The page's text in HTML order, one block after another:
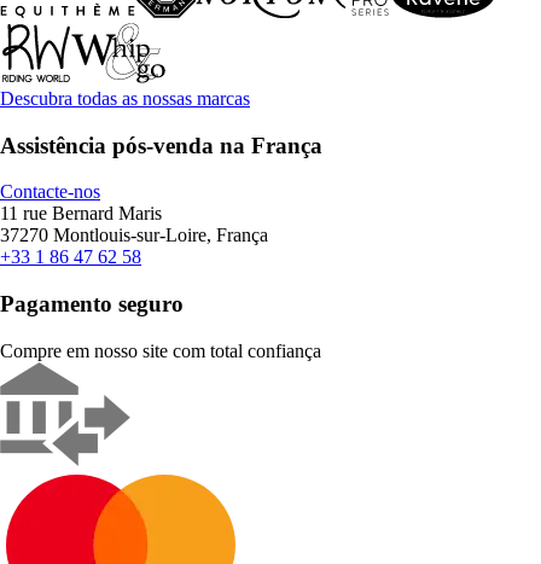
Descubra todas as nossas marcas
Assistência pós-venda na França
Contacte-nos
11 rue Bernard Maris
37270 Montlouis-sur-Loire, França
+33 1 86 47 62 58
Pagamento seguro
Compre em nosso site com total confiança